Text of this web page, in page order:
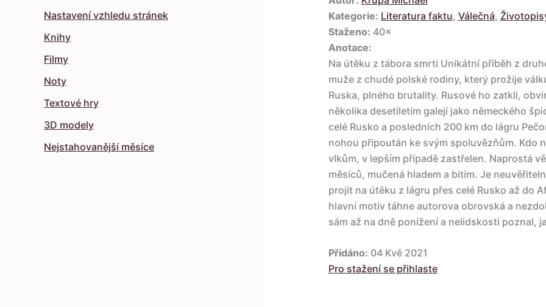
Nastavení vzhledu stránek
Knihy
Filmy
Noty
Textové hry
3D modely
Nejstahovanější měsíce
Kategorie: Literatura faktu, Válečná,
Staženo: 40×
Anotace:
Na útěku z tábora smrti Unikátní příběh z
muže z chudé polské rodiny, který prožije
Ruska, plného brutality. Rusové ho zatkli,
několika desetiletím galejí jako německého
celé Rusko a posledních 200 km do lágru
nohou připoután ke svým spoluvězňům. Kdo
vlkům, v lepším případě zastřelen. Naprostá
měsíců, mučená hladem a bitím. Je
projít na útěku z lágru přes celé Rusko až do
hlavní motiv táhne autorova obrovská a
sám až na dně ponížení a nelidskosti poznal,
Přidáno: 04 Kvě 2021
Pro stažení se přihlaste